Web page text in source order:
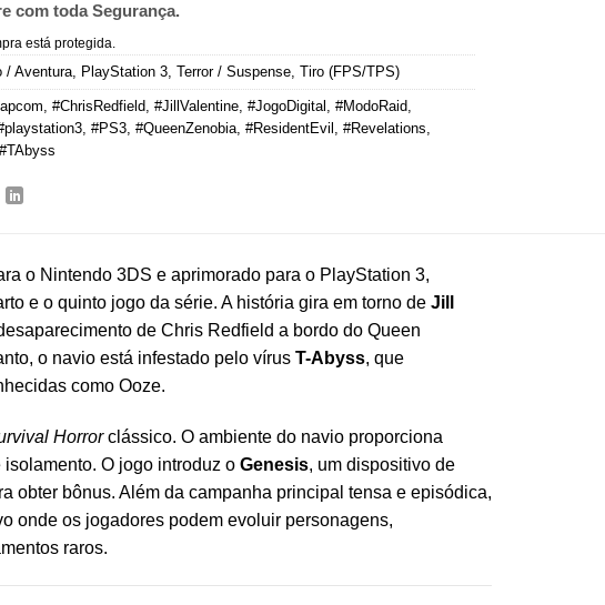
com toda Segurança.
está protegida.
/ Aventura PlayStation 3 Terror / Suspense Tiro (FPS/TPS)
#ChrisRedfield #JillValentine #JogoDigital #ModoRaid
#PS3 #QueenZenobia #ResidentEvil #Revelations
#TAbyss
o Nintendo 3DS e aprimorado para o PlayStation 3,
e o quinto jogo da série. A história gira em torno de Jill
de Chris Redfield a bordo do Queen
o navio está infestado pelo vírus T-Abyss, que
como Ooze.
Horrorclássico. O ambiente do navio proporciona
O jogo introduz o Genesis, um dispositivo de
obter bônus. Além da campanha principal tensa e episódica,
onde os jogadores podem evoluir personagens,
raros.